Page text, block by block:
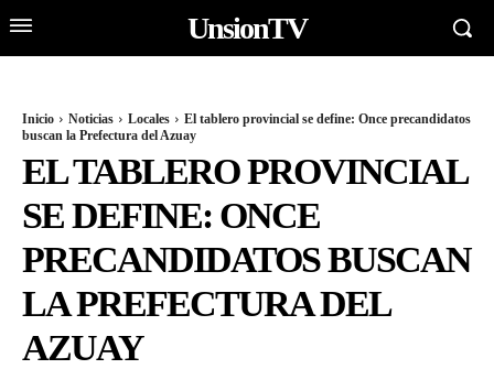
UnsionTV
Inicio Noticias Locales
El tablero provincial se define: Once precandidatos
buscan la Prefectura del Azuay
EL TABLERO PROVINCIAL
SE DEFINE: ONCE
PRECANDIDATOS BUSCAN
LA PREFECTURA DEL
AZUAY